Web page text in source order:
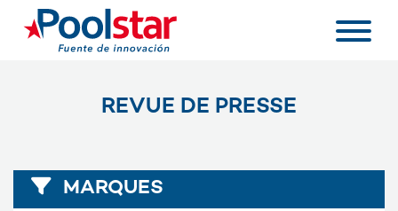
REVUE DE PRESSE
MARQUES